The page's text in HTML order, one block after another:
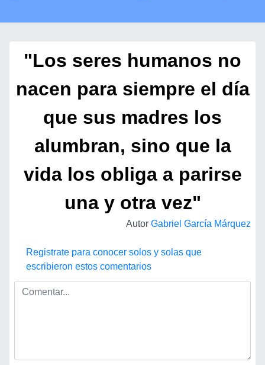
"Los seres humanos no
nacen para siempre el día
que sus madres los
alumbran, sino que la
vida los obliga a parirse
una y otra vez"
Autor Gabriel García Márquez
Registrate para conocer solos y solas que
escribieron estos comentarios